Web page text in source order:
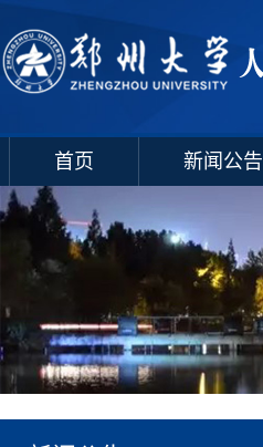
首页 新闻公告